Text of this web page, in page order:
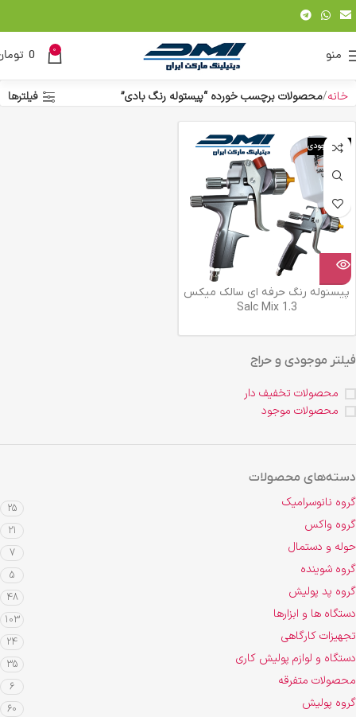
منو 0
0
فیلتر موجودی و حراج
محصولات تخفیف دار
محصولات موجود
دسته‌های محصولات
گروه نانوسرامیک 25
گروه واکس 21
حوله و دستمال 7
گروه شوینده 5
گروه پد پولیش 48
دستگاه ها و ابزارها 103
تجهیزات کارگاهی 24
دستگاه و لوازم پولیش کاری 35
محصولات متفرقه 6
گروه پولیش 60
خانه محصولات برچسب خورده “پیستوله رنگ بادی” فیلترها
اتمام موجودی
پیسنوله رنگ حرفه ای سالک میکس
1.3 Salc Mix